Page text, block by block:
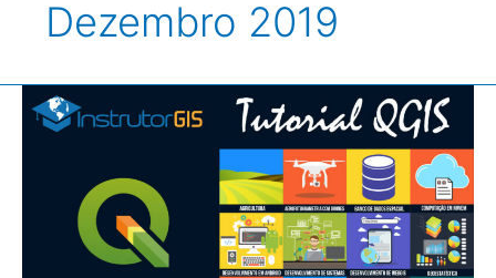
Dezembro 2019
QGIS
3.10:
Coordenadas